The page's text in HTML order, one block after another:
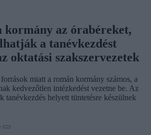
kormány az órabéreket,
a tanévkezdést
oktatási szakszervezetek
miatt a román kormány számos, a
kedvezőtlen intézkedést vezetne be. Az
tanévkezdés helyett tüntetésre készülnek